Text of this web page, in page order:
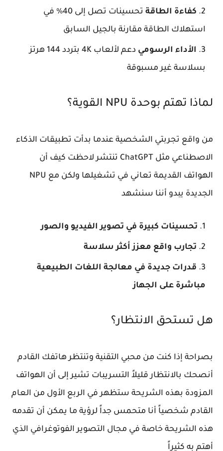
كفاءة الطاقة
تحسينات تصل إلى 40% في
استهلاك الطاقة مقارنة بالجيل السابق
الأداء الرسومي
دعم لألعاب 4K بتردد 144 هرتز
بسلاسة غير مسبوقة
لماذا تهتم بوحدة NPU القوية؟
من واقع تجربتي الشخصية عندما بدأت تطبيقات الذكاء
الاصطناعي مثل ChatGPT تنتشر لاحظت كيف أن
الهواتف القديمة تعاني في تشغيلها ولكن مع NPU
الجديدة يبدو أننا سنشهد
تحسينات كبيرة في تصوير الفيديو والصور
تجارب واقع معزز أكثر سلاسة
قدرات جديدة في معالجة اللغات الطبيعية
مباشرة على الجهاز
هل تستحق الانتظار؟
بصراحة إذا كنت من محبي التقنية وتنتظر هاتفك القادم
أنصحك بالانتظار قليلاً التسريبات تشير إلى أن الهواتف
المزودة بهذه الشريحة ستظهر في الربع الأول من العام
القادم شخصياً أنا متحمس جداً لرؤية ما يمكن أن تقدمه
هذه الشريحة خاصة في مجال التصوير الفوتوغرافي الذي
أهتم به كثيراً